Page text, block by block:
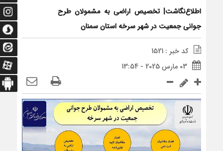
اطلاع‌نگاشت| تخصیص اراضی به مشمولان طرح
جوانی جمعیت در شهر سرخه استان سمنان
کد خبر : 1521
03 مارس 2025 - 13:54